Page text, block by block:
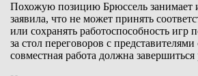
Похожую позицию Брюссель занимает
заявила, что не может принять
или сохранять работоспособность
за стол переговоров с
совместная работа должна